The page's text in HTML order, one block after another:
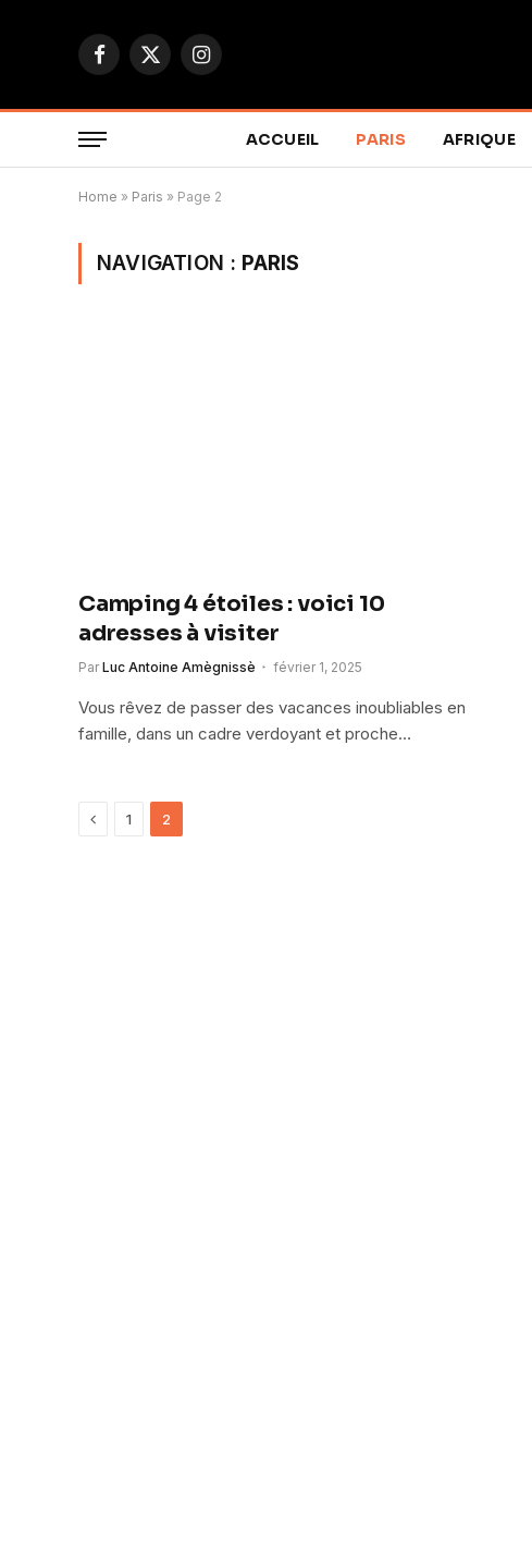
Facebook
X
Instagram
ACCUEIL PARIS AFRIQUE
Home » Paris » Page 2
NAVIGATION : PARIS
Camping 4 étoiles : voici 10
adresses à visiter
Par Luc Antoine Amègnissè février 1, 2025
Vous rêvez de passer des vacances inoubliables en
famille, dans un cadre verdoyant et proche…
Précédent
1 2